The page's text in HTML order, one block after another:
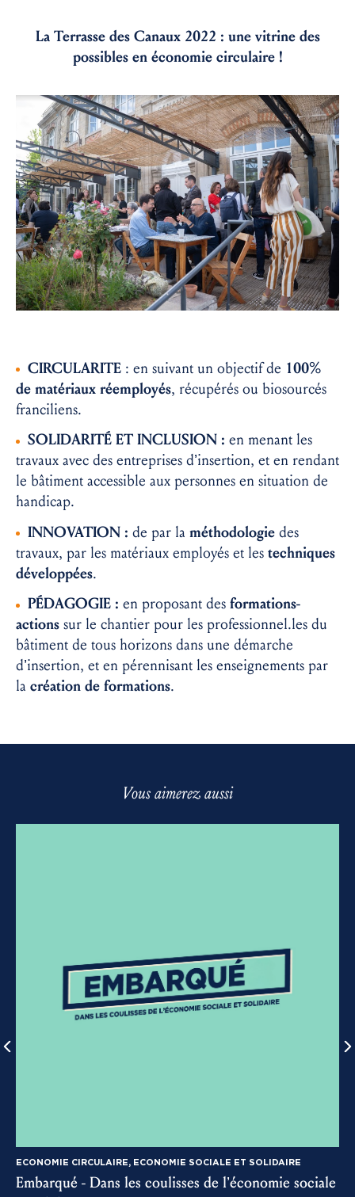
La Terrasse des Canaux 2022 : une vitrine des
possibles en économie circulaire !
CIRCULARITE: en suivant un objectif de 100%
de matériaux réemployés, récupérés ou biosourcés
franciliens.
SOLIDARITÉ ET INCLUSION : en menant les
travaux avec des entreprises d’insertion, et en rendant
le bâtiment accessible aux personnes en situation de
handicap.
INNOVATION : de par la méthodologiedes
travaux, par les matériaux employés et les techniques
développées.
PÉDAGOGIE : en proposant des formations-
actions sur le chantier pour les professionnel.les du
bâtiment de tous horizons dans une démarche
d’insertion, et en pérennisant les enseignements par
la création de formations.
Vous aimerez aussi
ECONOMIE CIRCULAIRE, ECONOMIE SOCIALE ET SOLIDAIRE
Embarqué - Dans les coulisses de l’économie sociale